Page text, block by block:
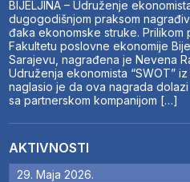
BIJELJINA – Udruženje
dugogodišnjom praksom
đaka ekonomske struke. Prilikom
Fakultetu poslovne ekonomije
Sarajevu, nagrađena je Nevena
Udruženja ekonomista “SWOT”
naglasio je da ova nagrada
sa partnerskom kompanijom […]
AKTIVNOSTI
29. Maja 2026.